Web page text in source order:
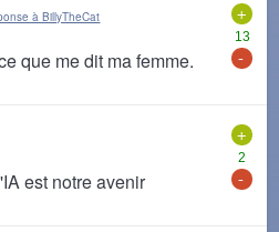
+
13
-
à BillyTheCat
que me dit ma femme.
+
2
-
est notre avenir